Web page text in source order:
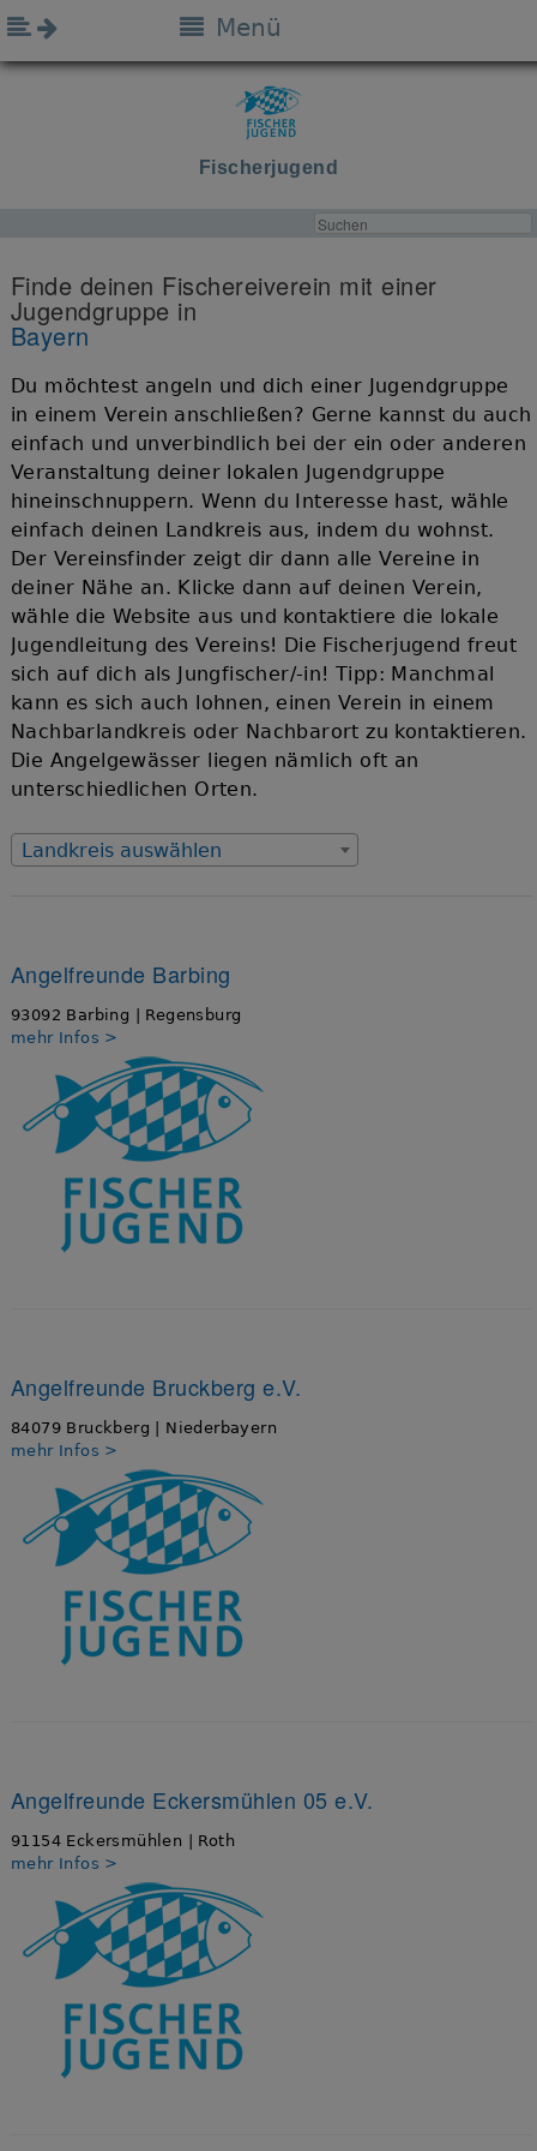
Fischerjugend
Menü
Finde deinen Fischereiverein mit einer
Jugendgruppe in
Bayern
Du möchtest angeln und dich einer Jugendgruppe
in einem Verein anschließen? Gerne kannst du auch
einfach und unverbindlich bei der ein oder anderen
Veranstaltung deiner lokalen Jugendgruppe
hineinschnuppern. Wenn du Interesse hast, wähle
einfach deinen Landkreis aus, indem du wohnst.
Der Vereinsfinder zeigt dir dann alle Vereine in
deiner Nähe an. Klicke dann auf deinen Verein,
wähle die Website aus und kontaktiere die lokale
Jugendleitung des Vereins! Die Fischerjugend freut
sich auf dich als Jungfischer/-in! Tipp: Manchmal
kann es sich auch lohnen, einen Verein in einem
Nachbarlandkreis oder Nachbarort zu kontaktieren.
Die Angelgewässer liegen nämlich oft an
unterschiedlichen Orten.
Landkreis auswählen
Angelfreunde Barbing
93092 Barbing | Regensburg
mehr Infos >
Angelfreunde Bruckberg e.V.
84079 Bruckberg | Niederbayern
mehr Infos >
Angelfreunde Eckersmühlen 05 e.V.
91154 Eckersmühlen | Roth
mehr Infos >